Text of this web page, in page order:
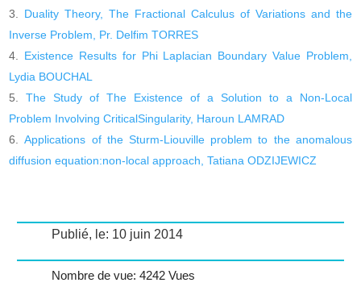
Duality Theory, The Fractional Calculus of Variations and the
Inverse Problem, Pr. Delfim TORRES
Existence Results for Phi Laplacian Boundary Value Problem,
Lydia BOUCHAL
The Study of The Existence of a Solution to a Non-Local
Problem Involving CriticalSingularity, Haroun LAMRAD
Applications of the Sturm-Liouville problem to the anomalous
diffusion equation:non-local approach, Tatiana ODZIJEWICZ
Publié, le: 10 juin 2014
Nombre de vue: 4242 Vues